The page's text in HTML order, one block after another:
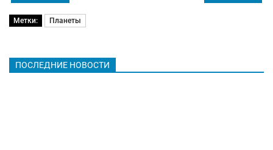
Метки: Планеты
ПОСЛЕДНИЕ НОВОСТИ